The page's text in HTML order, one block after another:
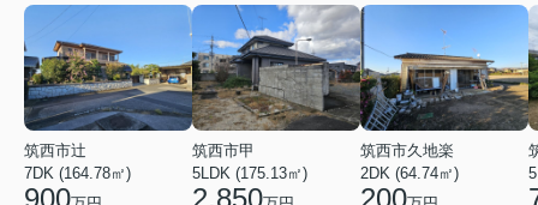
筑西市辻
7DK (164.78㎡)
900
筑西市甲
5LDK (175.13㎡)
2,850
筑西市久地楽
2DK (64.74㎡)
200